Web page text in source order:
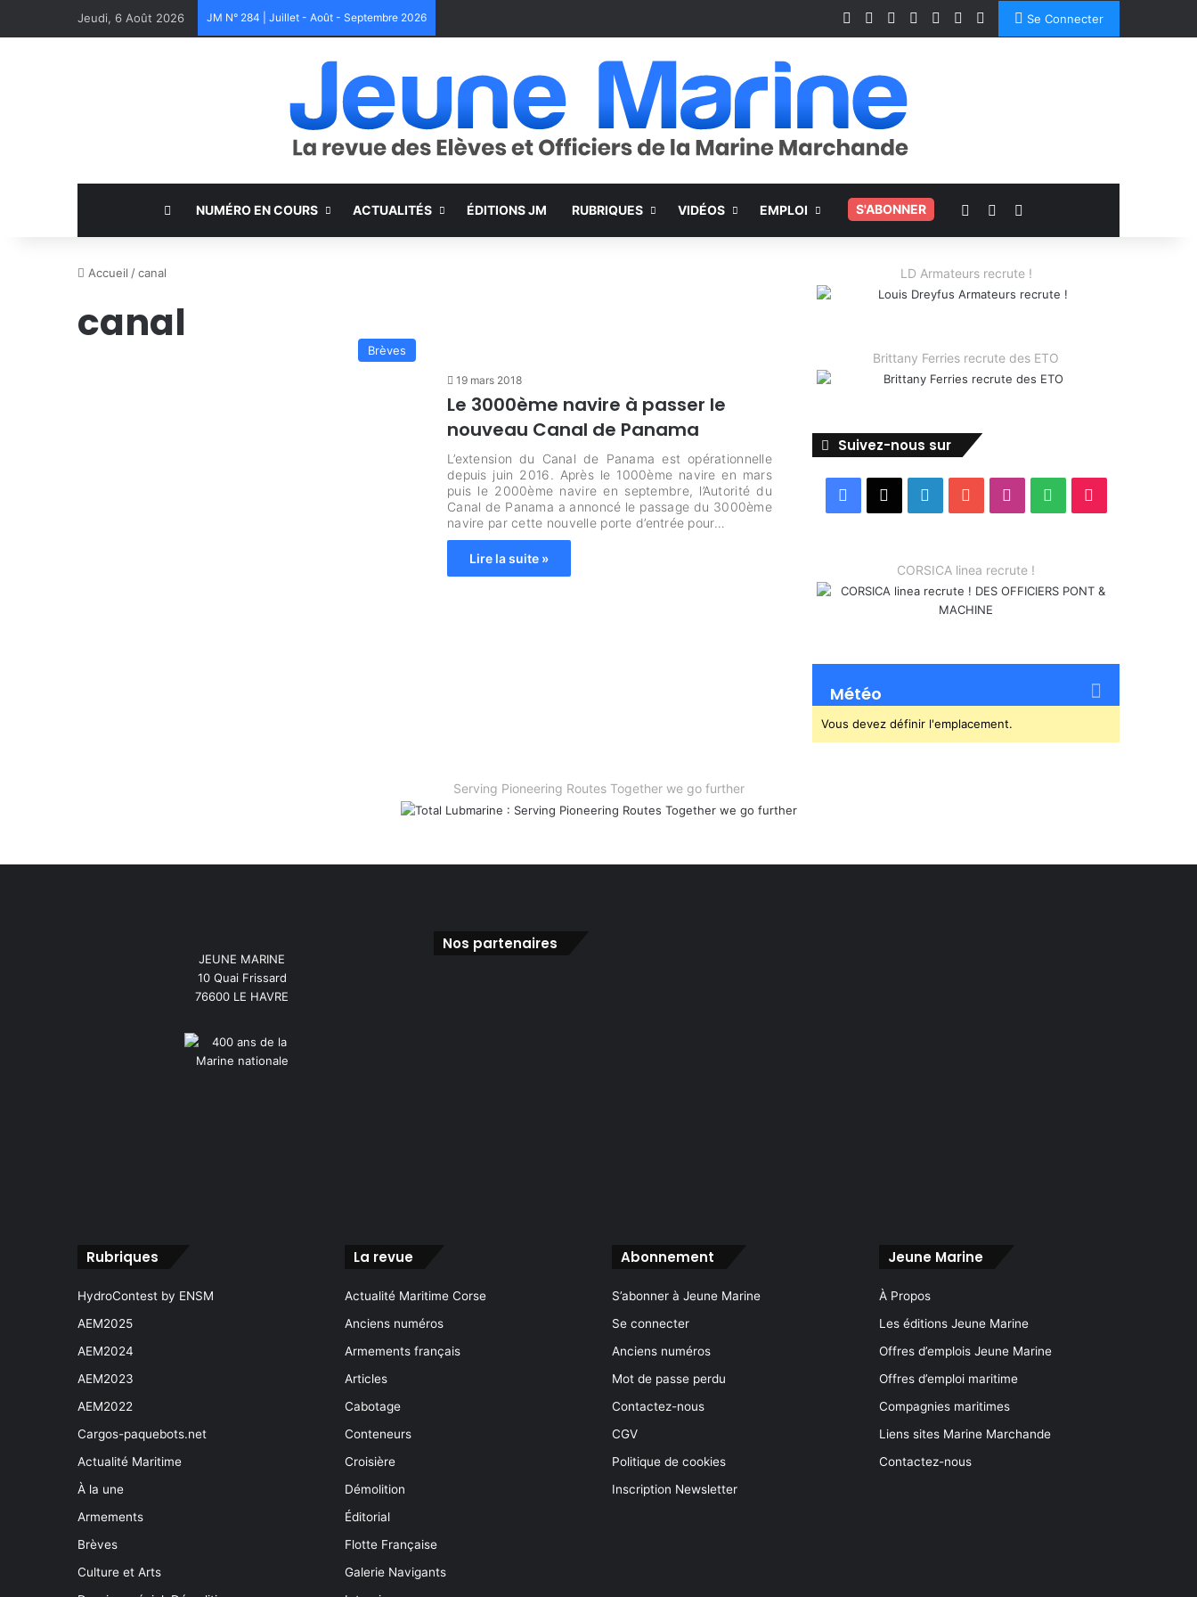
Jeudi, 6 Août 2026 JM N° 284 | Juillet - Août - Septembre 2026 FacebookLinkedinYouTubeInstagram
SpotifyTikTokSe Connecter
NUMÉRO EN COURS ACTUALITÉS ÉDITIONS JM RUBRIQUES VIDÉOS EMPLOI S'ABONNER Voir votre panier
Switch skin
Accueil /canal
canal
Brèves
19 mars 2018
Le 3000ème navire à passer le
nouveau Canal de Panama
L’extension du Canal de Panama est opérationnelle
depuis juin 2016. Après le 1000ème navire en mars
puis le 2000ème navire en septembre, l’Autorité du
Canal de Panama a annoncé le passage du 3000ème
navire par cette nouvelle porte d’entrée pour…
Lire la suite »
LD Armateurs recrute !
Brittany Ferries recrute des ETO
Suivez-nous sur
Facebook LinkedinYouTubeInstagram
Spotify
CORSICA linea recrute !
Météo
Vous devez définir l'emplacement.
Serving Pioneering Routes Together we go further
JEUNE MARINE
10 Quai Frissard
76600 LE HAVRE
Nos partenaires
Rubriques
HydroContest by ENSM
AEM2025
AEM2024
AEM2023
AEM2022
Cargos-paquebots.net
Actualité Maritime
À la une
Armements
Brèves
Culture et Arts
La revue
Actualité Maritime Corse
Anciens numéros
Armements français
Articles
Cabotage
Conteneurs
Croisière
Démolition
Éditorial
Flotte Française
Galerie Navigants
Abonnement
S’abonner à Jeune Marine
Se connecter
Anciens numéros
Mot de passe perdu
Contactez-nous
CGV
Politique de cookies
Inscription Newsletter
Jeune Marine
À Propos
Les éditions Jeune Marine
Offres d’emplois Jeune Marine
Offres d’emploi maritime
Compagnies maritimes
Liens sites Marine Marchande
Contactez-nous